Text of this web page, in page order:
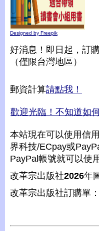
Designed by Freepik
好消息！即日起，訂
（僅限台灣地區）
郵資計算請點我！
歡迎光臨！不知道如
本站現在可以使用信
界科技/ECpay或
PayPal帳號就可以使
改革宗出版社2026年
改革宗出版社訂購單